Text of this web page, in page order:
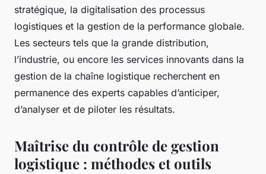
stratégique, la digitalisation des processus
logistiques et la gestion de la performance globale.
Les secteurs tels que la grande distribution,
l’industrie, ou encore les services innovants dans la
gestion de la chaîne logistique recherchent en
permanence des experts capables d’anticiper,
d’analyser et de piloter les résultats.
Maîtrise du contrôle de gestion
logistique : méthodes et outils